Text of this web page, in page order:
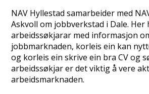
NAV Hyllestad samarbeider med
Askvoll om jobbverkstad i Dale. Her
arbeidssøkjarar med informasjon
jobbmarknaden, korleis ein kan
og korleis ein skrive ein bra CV og
arbeidssøkjar er det viktig å vere
arbeidsmarknaden.